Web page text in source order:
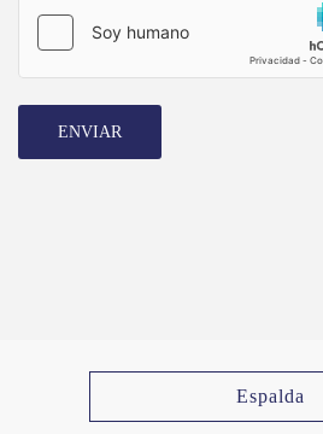
ENVIAR
Espalda